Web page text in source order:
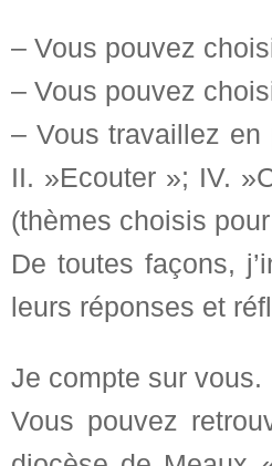
– Vous pouvez
– Vous pouvez
– Vous travaillez en
II. »Ecouter »; IV.
(thèmes choisis
De toutes façons,
leurs réponses et
Je compte sur vous.
Vous pouvez